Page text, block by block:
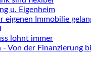
u. Eigenheim
eigenen Immobilie
lohnt immer
- Von der Finanzierung